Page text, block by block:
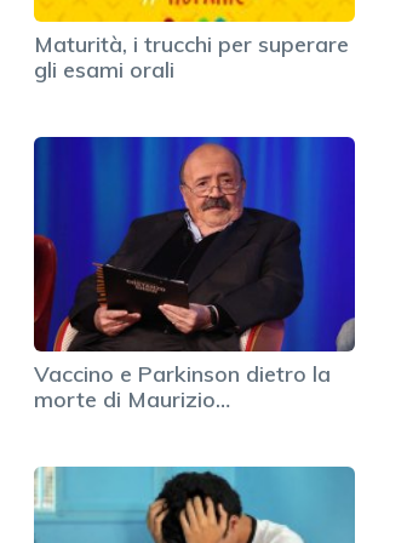
Maturità, i trucchi per superare
gli esami orali
Vaccino e Parkinson dietro la
morte di Maurizio…